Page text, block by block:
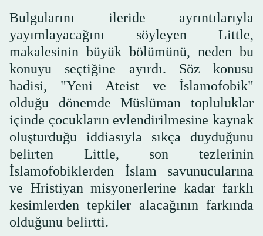
Bulgularını ileride ayrıntılarıyla
yayımlayacağını söyleyen Little,
makalesinin büyük bölümünü, neden bu
konuyu seçtiğine ayırdı. Söz konusu
hadisi, "Yeni Ateist ve İslamofobik"
olduğu dönemde Müslüman topluluklar
içinde çocukların evlendirilmesine kaynak
oluşturduğu iddiasıyla sıkça duyduğunu
belirten Little, son tezlerinin
İslamofobiklerden İslam savunucularına
ve Hristiyan misyonerlerine kadar farklı
kesimlerden tepkiler alacağının farkında
olduğunu belirtti.